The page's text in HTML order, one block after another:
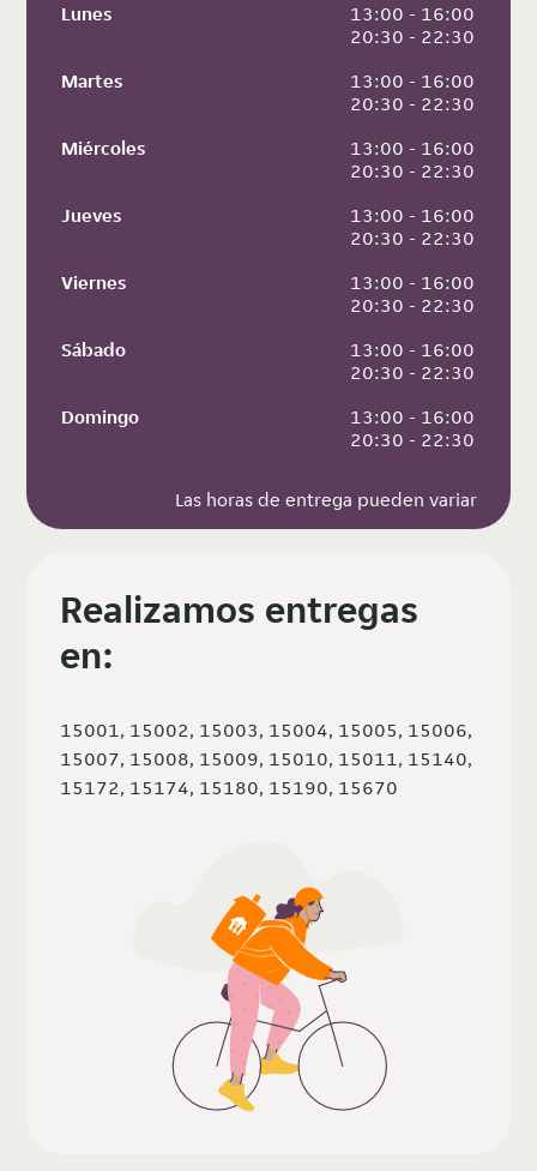
Lunes
13:00 - 16:00
20:30 - 22:30
Martes
13:00 - 16:00
20:30 - 22:30
Miércoles
13:00 - 16:00
20:30 - 22:30
Jueves
13:00 - 16:00
20:30 - 22:30
Viernes
13:00 - 16:00
20:30 - 22:30
Sábado
13:00 - 16:00
20:30 - 22:30
Domingo
13:00 - 16:00
20:30 - 22:30
Las horas de entrega pueden variar
Realizamos entregas
en:
15001, 15002, 15003, 15004, 15005, 15006,
15007, 15008, 15009, 15010, 15011, 15140,
15172, 15174, 15180, 15190, 15670